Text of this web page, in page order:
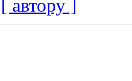
[ автору ]